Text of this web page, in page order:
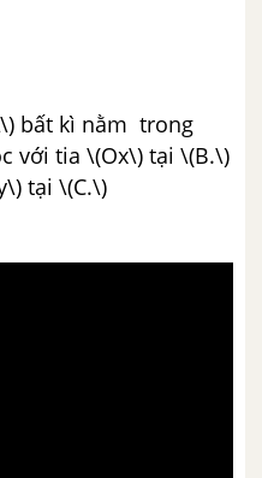
bất kì nằm trong
với tia \(Ox\) tại \(B.\)
tại \(C.\)